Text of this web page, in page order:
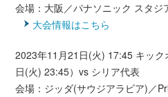
会場：大阪／パナソニック スタジ
大会情報はこちら
2023年11月21日(火) 17:45 キッ
日(火) 23:45）vs シリア代表
会場：ジッダ(サウジアラビア)／